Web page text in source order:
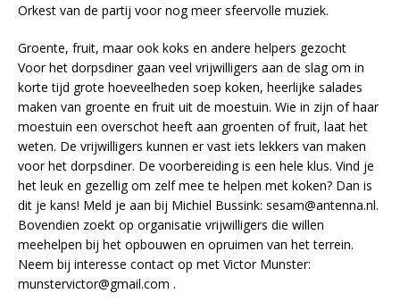
Orkest van de partij voor nog meer sfeervolle muziek.
Groente, fruit, maar ook koks en andere helpers gezocht
Voor het dorpsdiner gaan veel vrijwilligers aan de slag om in
korte tijd grote hoeveelheden soep koken, heerlijke salades
maken van groente en fruit uit de moestuin. Wie in zijn of haar
moestuin een overschot heeft aan groenten of fruit, laat het
weten. De vrijwilligers kunnen er vast iets lekkers van maken
voor het dorpsdiner. De voorbereiding is een hele klus. Vind je
het leuk en gezellig om zelf mee te helpen met koken? Dan is
dit je kans! Meld je aan bij Michiel Bussink: sesam@antenna.nl.
Bovendien zoekt op organisatie vrijwilligers die willen
meehelpen bij het opbouwen en opruimen van het terrein.
Neem bij interesse contact op met Victor Munster:
munstervictor@gmail.com .